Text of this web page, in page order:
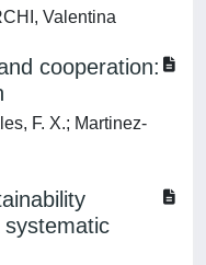
Valentina
cooperation:
F. X.; Martinez-